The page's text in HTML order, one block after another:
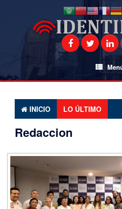
INICIO LO ÚLTIMO
Redaccion